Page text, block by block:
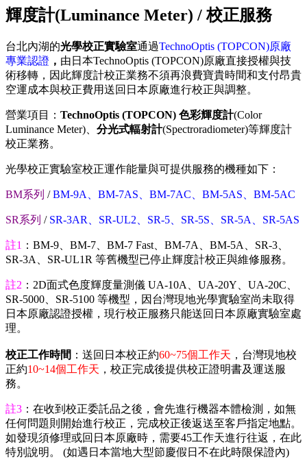
輝度計(Luminance Meter) / 校正服務
台北內湖的光學校正實驗室通過TechnoOptis (TOPCON)原廠
專業認證 ， 由日本TechnoOptis (TOPCON)原廠直接授權與技
術移轉，因此輝度計校正業務不須再浪費寶貴時間和支付昂貴
空運成本與校正費用送回日本原廠進行校正與調整。
營業項目： TechnoOptis (TOPCON) 色彩輝度計(Color
Luminance Meter)、 分光式輻射計(Spectroradiometer)等輝度計
校正業務。
光學校正實驗室校正運作能量與可提供服務的機種如下：
BM系列 /BM-9A、BM-7AS、BM-7AC、BM-5AS、BM-5AC
SR系列 / SR-3AR、SR-UL2、SR-5、SR-5S、SR-5A、SR-5AS
註1 ：BM-9、BM-7、BM-7 Fast、BM-7A、BM-5A、SR-3、
SR-3A、SR-UL1R 等舊機型已停止輝度計校正與維修服務。
註2 ：2D面式色度輝度量測儀 UA-10A、UA-20Y、UA-20C、
SR-5000、SR-5100 等機型，因台灣現地光學實驗室尚未取得
日本原廠認證授權，現行校正服務只能送回日本原廠實驗室處
理。
校正工作時間 ：送回日本校正約60~75個工作天 ，台灣現地校
正約10~14個工作天 ，校正完成後提供校正證明書及運送服
務。
註3 ：在收到校正委託品之後，會先進行機器本體檢測，如無
任何問題則開始進行校正，完成校正後返送至客戶指定地點。
如發現須修理或回日本原廠時，需要45工作天進行往返，在此
特別說明。 (如遇日本當地大型節慶假日不在此時限保證內)